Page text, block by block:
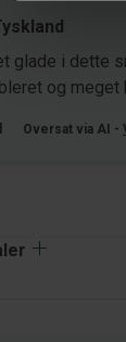
glade i dette
og meget
Oversat via AI -